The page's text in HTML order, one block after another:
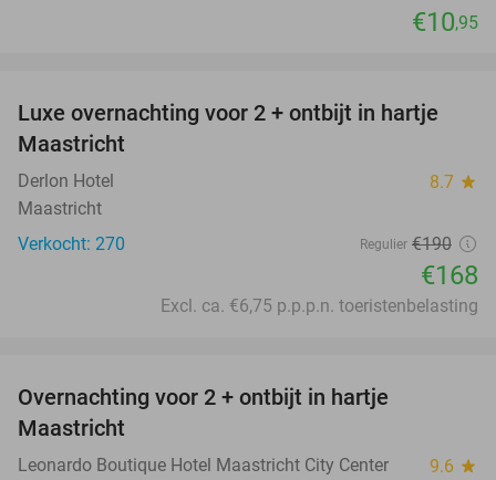
€10,95
12%
Luxe overnachting voor 2 + ontbijt in hartje
Maastricht
Derlon Hotel 8.7 star
Maastricht
Verkocht: 270
Regulier €190
€168
Excl. ca. €6,75 p.p.p.n. toeristenbelasting
Overnachting voor 2 + ontbijt in hartje
Maastricht
Leonardo Boutique Hotel Maastricht City Center 9.6 star